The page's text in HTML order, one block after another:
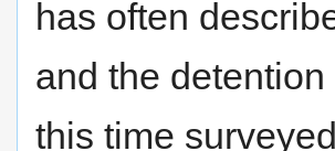
has often
and the
this time